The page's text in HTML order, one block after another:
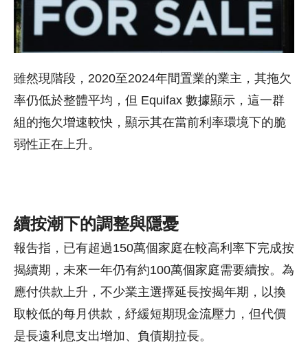
雖然現階段，2020至2024年間置業的業主，其拖欠
率仍低於整體平均，但 Equifax 數據顯示，這一群
組的拖欠增速較快，顯示其在當前利率環境下的脆
弱性正在上升。
續按潮下的調整與隱憂
報吿指，已有超過150萬個家庭在較高利率下完成按
揭續期，未來一年仍有約100萬個家庭需要續按。為
應付供款上升，不少業主選擇延長按揭年期，以換
取較低的每月供款，紓緩短期現金流壓力，但代價
是長遠利息支出增加、負債期拉長。